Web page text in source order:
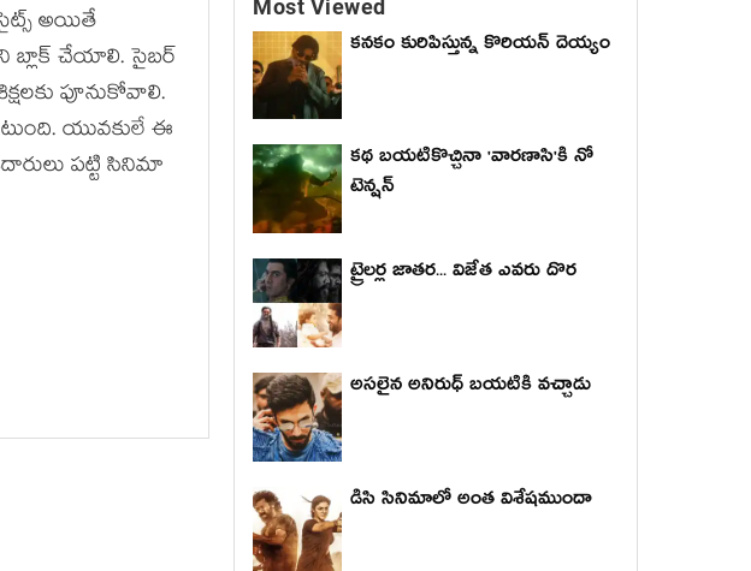
అయితే
బ్లాక్ చేయాలి. సైబర్
పూనుకోవాలి.
యువకులే ఈ
పట్టి సినిమా
Most Viewed
కనకం కురిపిస్తున్న కొరియన్ దెయ్యం
కథ బయటికొచ్చినా 'వారణాసి'కి నో
టెన్షన్
ట్రైలర్ల జాతర... విజేత ఎవరు దొర
అసలైన అనిరుధ్ బయటికి వచ్చాడు
డిసి సినిమాలో అంత విశేషముందా